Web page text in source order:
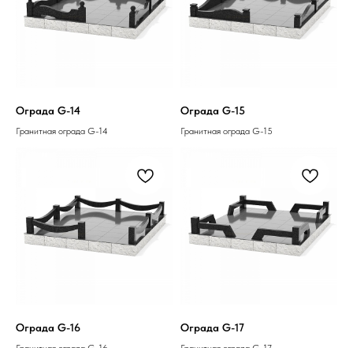
Ограда G-14
Гранитная ограда G-14
Ограда G-15
Гранитная ограда G-15
Ограда G-16 Ограда G-17